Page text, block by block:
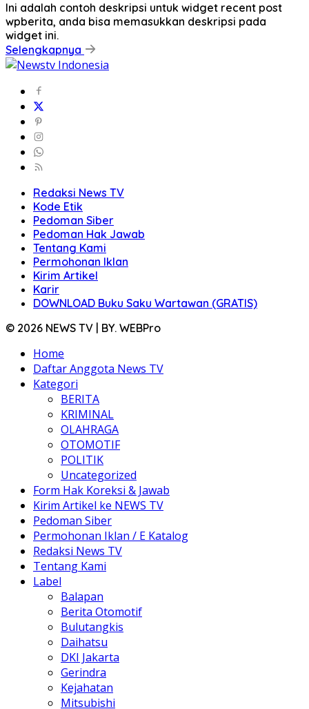
Ini adalah contoh deskripsi untuk widget recent post
wpberita, anda bisa memasukkan deskripsi pada
widget ini.
Selengkapnya
Redaksi News TV
Kode Etik
Pedoman Siber
Pedoman Hak Jawab
Tentang Kami
Permohonan Iklan
Kirim Artikel
Karir
DOWNLOAD Buku Saku Wartawan (GRATIS)
© 2026 NEWS TV | BY. WEBPro
Home
Daftar Anggota News TV
Kategori
BERITA
KRIMINAL
OLAHRAGA
OTOMOTIF
POLITIK
Uncategorized
Form Hak Koreksi & Jawab
Kirim Artikel ke NEWS TV
Pedoman Siber
Permohonan Iklan / E Katalog
Redaksi News TV
Tentang Kami
Label
Balapan
Berita Otomotif
Bulutangkis
Daihatsu
DKI Jakarta
Gerindra
Kejahatan
Mitsubishi